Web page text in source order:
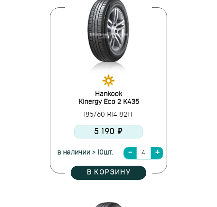
Hankook
Kinergy Eco 2 K435
185/60 R14 82H
5 190 ₽
в наличии > 10шт.
В КОРЗИНУ